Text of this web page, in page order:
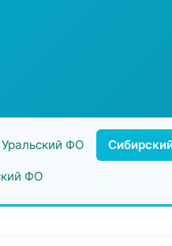
Уральский ФО
ФО